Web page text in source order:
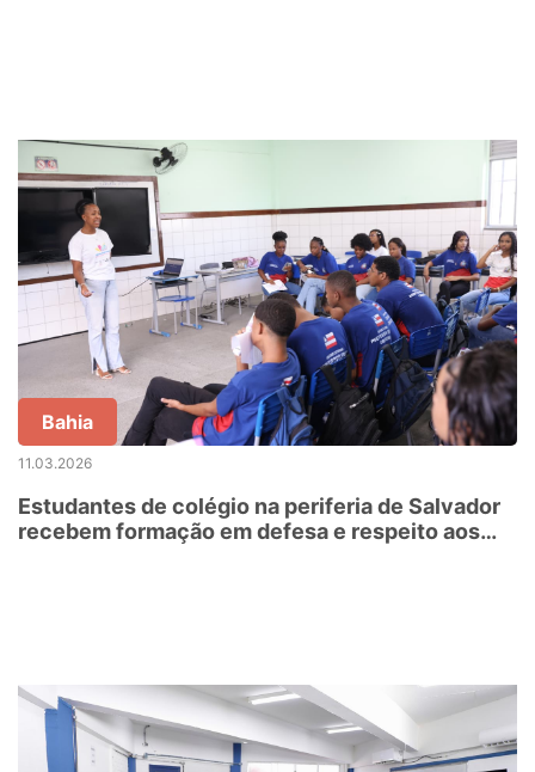
Bahia
11.03.2026
Estudantes de colégio na periferia de Salvador
recebem formação em defesa e respeito aos